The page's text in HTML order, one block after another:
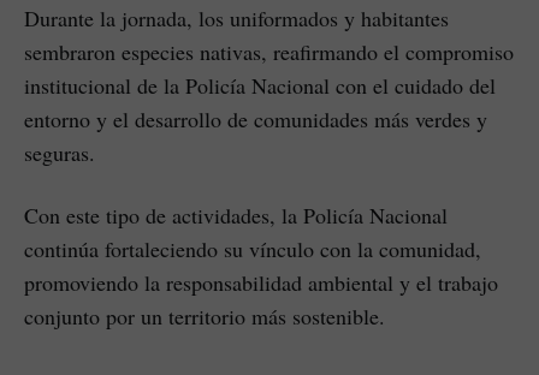
Durante la jornada, los uniformados y habitantes
sembraron especies nativas, reafirmando el compromiso
institucional de la Policía Nacional con el cuidado del
entorno y el desarrollo de comunidades más verdes y
seguras.
Con este tipo de actividades, la Policía Nacional
continúa fortaleciendo su vínculo con la comunidad,
promoviendo la responsabilidad ambiental y el trabajo
conjunto por un territorio más sostenible.